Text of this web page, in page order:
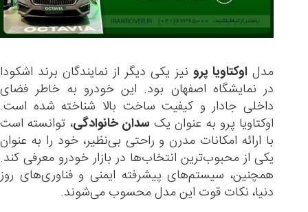
مدلاوکتاویا پرونیز یکی دیگر از نمایندگان برند اشکودا
در نمایشگاه اصفهان بود. این خودرو به خاطر فضای
داخلی جادار و کیفیت ساخت بالا شناخته شده است.
اوکتاویا پرو به عنوان یکسدان خانوادگی، توانسته است
با ارائه امکانات مدرن و راحتی بی‌نظیر، خود را به عنوان
یکی از محبوب‌ترین انتخاب‌ها در بازار خودرو معرفی کند.
همچنین، سیستم‌های پیشرفته ایمنی و فناوری‌های روز
دنیا، نکات قوت این مدل محسوب می‌شوند.